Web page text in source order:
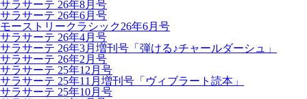
サラサーテ 26年8月号
サラサーテ 26年6月号
モーストリークラシック26年6月号
サラサーテ 26年4月号
サラサーテ 26年3月増刊号「弾ける♪チャールダーシュ」
サラサーテ 26年2月号
サラサーテ 25年12月号
サラサーテ 25年11月増刊号「ヴィブラート読本」
サラサーテ 25年10月号